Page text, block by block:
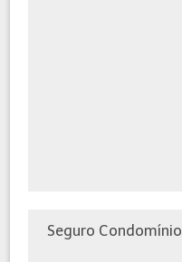
Seguro Condomínio